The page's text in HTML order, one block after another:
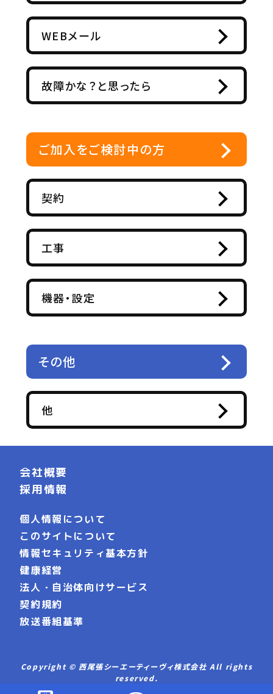
ご加入をご検討中の方
契約
工事
機器・設定
WEBメール
故障かな？と思ったら
その他
他
会社概要
採用情報
個人情報について
このサイトについて
情報セキュリティ基本方針
健康経営
法人・自治体向けサービス
契約規約
放送番組基準
Copyright © 西尾張シーエーティーヴィ株式会社 All rights
reserved.